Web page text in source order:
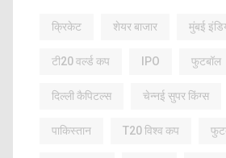
क्रिकेट शेयर बाजार मुंबई
टी20 वर्ल्ड कप IPO फुटबॉल
दिल्ली कैपिटल्स चेन्नई सुपर किंग्स
पाकिस्तान T20 विश्व कप